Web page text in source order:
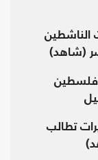
(شاهد)
فلسطين
تطالب